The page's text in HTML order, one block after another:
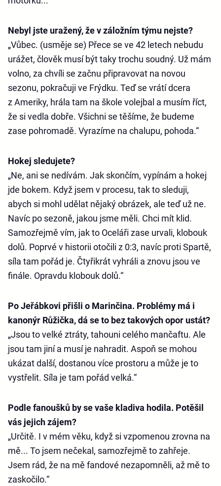
Nebyl jste uražený, že v záložním týmu nejste?
„Vůbec. (usměje se) Přece se ve 42 letech nebudu
urážet, člověk musí být taky trochu soudný. Už mám
volno, za chvíli se začnu připravovat na novou
sezonu, pokračuji ve Frýdku. Teď se vrátí dcera
z Ameriky, hrála tam na škole volejbal a musím říct,
že si vedla dobře. Všichni se těšíme, že budeme
zase pohromadě. Vyrazíme na chalupu, pohoda.“
Hokej sledujete?
„Ne, ani se nedívám. Jak skončím, vypínám a hokej
jde bokem. Když jsem v procesu, tak to sleduji,
abych si mohl udělat nějaký obrázek, ale teď už ne.
Navíc po sezoně, jakou jsme měli. Chci mít klid.
Samozřejmě vím, jak to Oceláři zase urvali, klobouk
dolů. Poprvé v historii otočili z 0:3, navíc proti Spartě,
síla tam pořád je. Čtyřikrát vyhráli a znovu jsou ve
finále. Opravdu klobouk dolů.“
Po Jeřábkovi přišli o Marinčina. Problémy má i
kanonýr Růžička, dá se to bez takových opor ustát?
„Jsou to velké ztráty, tahouni celého mančaftu. Ale
jsou tam jiní a musí je nahradit. Aspoň se mohou
ukázat další, dostanou více prostoru a může je to
vystřelit. Síla je tam pořád velká.“
Podle fanoušků by se vaše kladiva hodila. Potěšil
vás jejich zájem?
„Určitě. I v mém věku, když si vzpomenou zrovna na
mě... To jsem nečekal, samozřejmě to zahřeje.
Jsem rád, že na mě fandové nezapomněli, až mě to
zaskočilo.“